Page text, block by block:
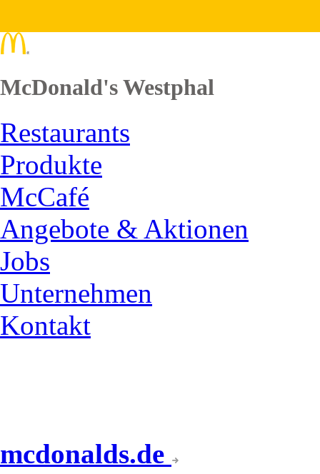
McDonald's Westphal
Restaurants
Produkte
McCafé
Angebote & Aktionen
Jobs
Unternehmen
Kontakt
mcdonalds.de